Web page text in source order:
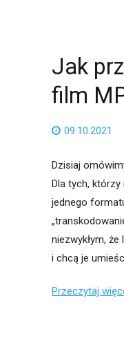
Jak
film
09.10.2021
Dzisiaj
Dla tych,
jednego
niezwykłym,
i chcą je
Przeczytaj